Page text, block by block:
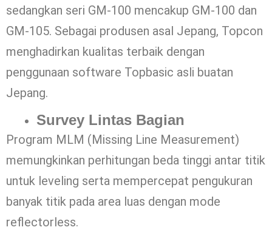
sedangkan seri GM-100 mencakup GM-100 dan
GM-105. Sebagai produsen asal Jepang, Topcon
menghadirkan kualitas terbaik dengan
penggunaan software Topbasic asli buatan
Jepang.
Survey Lintas Bagian
Program MLM (Missing Line Measurement)
memungkinkan perhitungan beda tinggi antar titik
untuk leveling serta mempercepat pengukuran
banyak titik pada area luas dengan mode
reflectorless.